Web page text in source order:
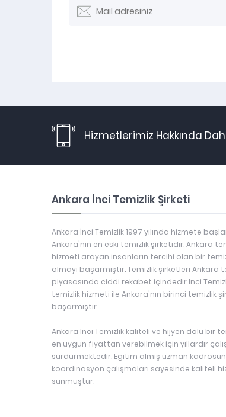
Hizmetlerimiz Hakkında
Ankara İnci Temizlik Şirketi
Ankara İnci Temizlik 1997 yılında hizmete
Ankara'nın en eski temizlik şirketidir. Ankara
hizmeti arayan insanların tercihi olan bir
olmayı başarmıştır. Temizlik şirketleri Ankara
piyasasında ciddi rekabet içindedir İnci
temizlik hizmeti ile Ankara'nın birinci temizlik
başarmıştır.
Ankara İnci Temizlik kaliteli ve hijyen dolu bir
en uygun fiyattan verebilmek için yıllardır
sürdürmektedir. Eğitim almış uzman
koordinasyon çalışmaları sayesinde kaliteli
sunmuştur.